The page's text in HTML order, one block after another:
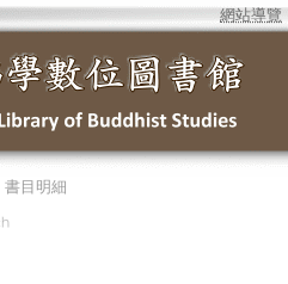
網站導覽
書目明細